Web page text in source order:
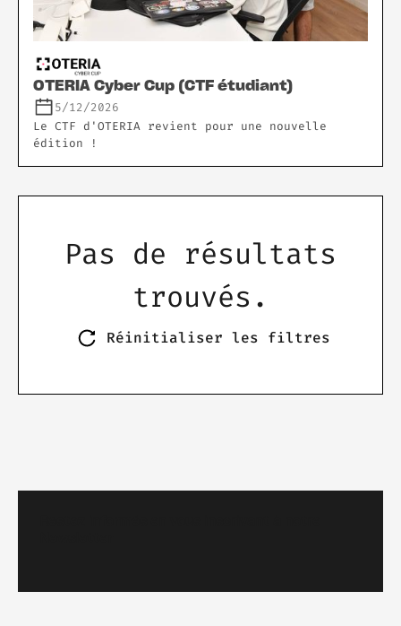
OTERIA Cyber Cup (CTF étudiant)
5/12/2026
Le CTF d'OTERIA revient pour une nouvelle
édition !
Pas de résultats
trouvés.
Réinitialiser les filtres